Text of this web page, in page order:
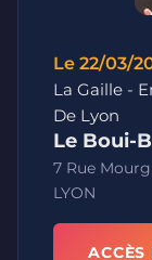
Le 22/03/
La Gaille -
De Lyon
Le Boui-
7 Rue
LYON
ACCÈS